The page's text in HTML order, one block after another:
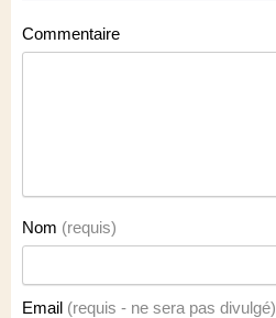
Commentaire
Nom (requis)
Email (requis - ne sera pas divulgé)